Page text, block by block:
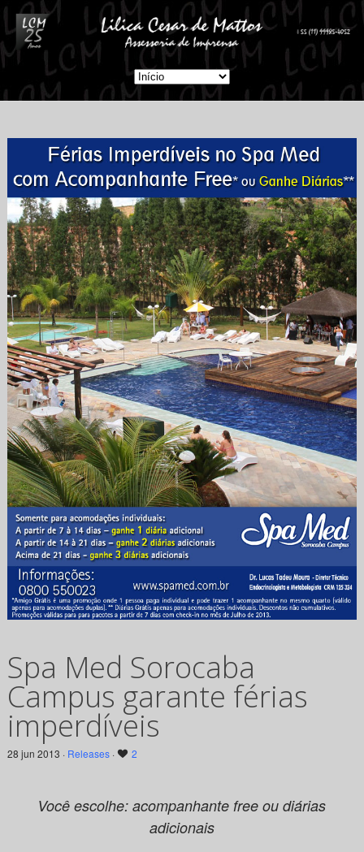
Spa Med Sorocaba
Campus garante férias
imperdíveis
28 jun 2013 · Releases· 2
Você escolhe: acompanhante free ou diárias
adicionais